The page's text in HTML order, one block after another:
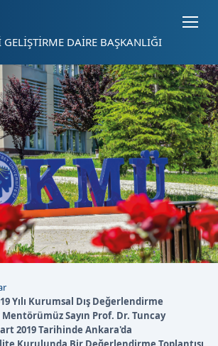
GELİŞTİRME DAİRE BAŞKANLIĞI
Yılı Kurumsal Dış Değerlendirme
Sayın Prof. Dr. Tuncay
2019 Tarihinde Ankara'da